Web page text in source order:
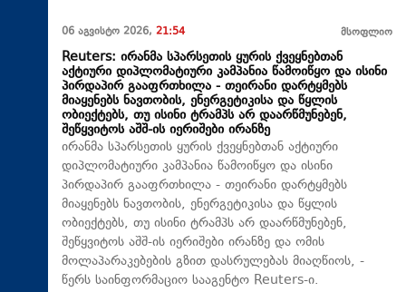
06 აგვისტო 2026, 21:54 მსოფლიო
Reuters: ირანმა სპარსეთის ყურის ქვეყნებთან
აქტიური დიპლომატიური კამპანია წამოიწყო და ისინი
პირდაპირ გააფრთხილა - თეირანი დარტყმებს
მიაყენებს ნავთობის, ენერგეტიკისა და წყლის
ობიექტებს, თუ ისინი ტრამპს არ დაარწმუნებენ,
შეწყვიტოს აშშ-ის იერიშები ირანზე
ირანმა სპარსეთის ყურის ქვეყნებთან აქტიური
დიპლომატიური კამპანია წამოიწყო და ისინი
პირდაპირ გააფრთხილა - თეირანი დარტყმებს
მიაყენებს ნავთობის, ენერგეტიკისა და წყლის
ობიექტებს, თუ ისინი ტრამპს არ დაარწმუნებენ,
შეწყვიტოს აშშ-ის იერიშები ირანზე და ომის
მოლაპარაკებების გზით დასრულებას მიაღწიოს, -
წერს საინფორმაციო სააგენტო Reuters-ი.